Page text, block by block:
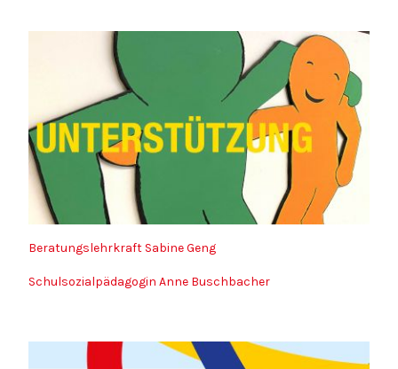
Beratungslehrkraft Sabine Geng
Schulsozialpädagogin Anne Buschbacher